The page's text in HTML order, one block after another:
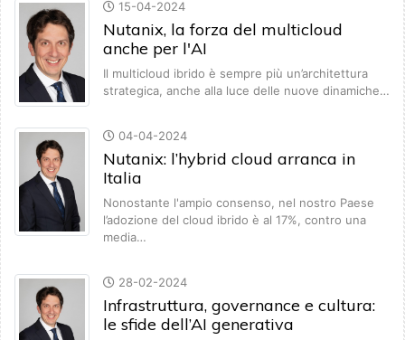
15-04-2024
Nutanix, la forza del multicloud
anche per l'AI
Il multicloud ibrido è sempre più un’architettura
strategica, anche alla luce delle nuove dinamiche…
04-04-2024
Nutanix: l’hybrid cloud arranca in
Italia
Nonostante l'ampio consenso, nel nostro Paese
l’adozione del cloud ibrido è al 17%, contro una
media…
28-02-2024
Infrastruttura, governance e cultura:
le sfide dell’AI generativa